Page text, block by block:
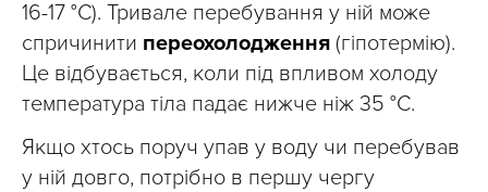
16-17 °C). Тривале перебування у ній може
спричинити переохолодження (гіпотермію).
Це відбувається, коли під впливом холоду
температура тіла падає нижче ніж 35 °C.
Якщо хтось поруч упав у воду чи перебував
у ній довго, потрібно в першу чергу